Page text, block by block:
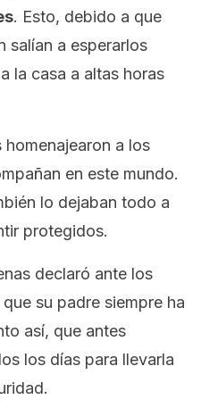
. Esto, debido a que
salían a esperarlos
la casa a altas horas
homenajearon a los
en este mundo.
lo dejaban todo a
protegidos.
declaró ante los
su padre siempre ha
así, que antes
los días para llevarla